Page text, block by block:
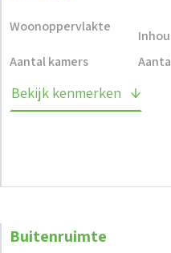
Woonoppervlakte
Aantal kamers
Bekijk kenmerken
Buitenruimte